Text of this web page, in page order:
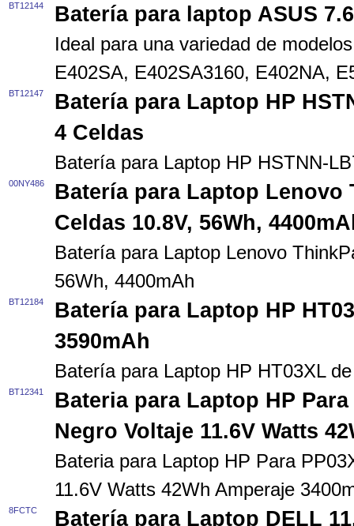
BT12144 Batería para laptop ASUS
Ideal para una variedad de
E402SA, E402SA3160, E402NA,
BT12147
Batería para Laptop HP
4 Celdas
Batería para Laptop HP HSTNN-
00NY486
Batería para Laptop Lenovo
Celdas 10.8V, 56Wh,
Batería para Laptop Lenovo
56Wh, 4400mAh
BT12184
Batería para Laptop HP
3590mAh
Batería para Laptop HP HT03XL
BT12341
Bateria para Laptop HP
Negro Voltaje 11.6V Watts
Bateria para Laptop HP Para
11.6V Watts 42Wh Amperaje
8FCTC Batería para Laptop DELL